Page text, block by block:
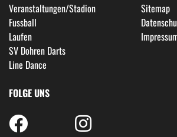
Veranstaltungen/Stadion
Fussball
Laufen
SV Dohren Darts
Line Dance
Sitemap
FOLGE UNS